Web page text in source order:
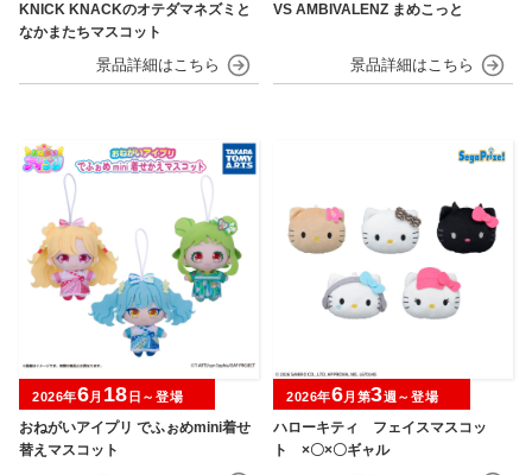
KNICK KNACKのオテダマネズミと
なかまたちマスコット
VS AMBIVALENZ まめこっと
おねがいアイプリ でふぉめmini着せ
替えマスコット
2026年6月 18 日～登場
ハローキティ フェイスマスコッ
ト ×〇×〇ギャル
2026年6月第3週～登場